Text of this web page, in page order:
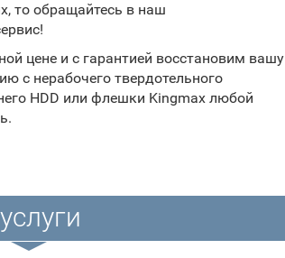
то обращайтесь в наш
цене и с гарантией восстановим вашу
с нерабочего твердотельного
HDD или флешки Kingmax любой